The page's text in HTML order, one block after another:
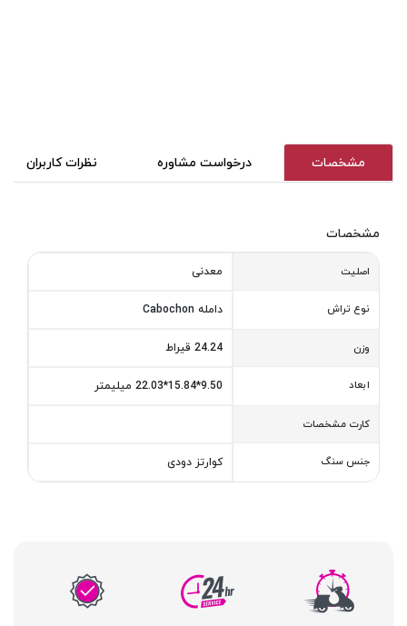
مشخصات درخواست مشاوره نظرات کاربران
مشخصات
اصلیت معدنی
نوع تراش دامله Cabochon
وزن 24.24 قیراط
ابعاد 9.50*15.84*22.03 میلیمتر
کارت مشخصات
جنس سنگ کوارتز دودی